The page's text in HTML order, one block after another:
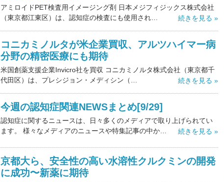
アミロイドPET検査用イメージング剤 日本メジフィジックス株式会社
（東京都江東区）は、認知症の検査にも使用され…
続きを見る »
コニカミノルタが米企業買収、アルツハイマー病
分野の精密医療にも期待
米国創薬支援企業Invicro社を買収 コニカミノルタ株式会社（東京都千
代田区）は、プレシジョン・メディシン（…
続きを見る »
今週の認知症関連NEWSまとめ[9/29]
認知症に関するニュースは、日々多くのメディアで取り上げられてい
ます。 様々なメディアのニュースや特集記事の中か…
続きを見る »
京都大ら、安全性の高い水溶性クルクミンの開発
に成功〜新薬に期待